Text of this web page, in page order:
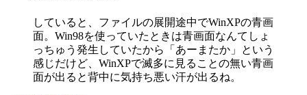
していると、ファイルの展開途中でWinXPの青画
面。Win98を使っていたときは青画面なんてしょ
っちゅう発生していたから「あーまたか」という
感じだけど、WinXPで滅多に見ることの無い青画
面が出ると背中に気持ち悪い汗が出るね。